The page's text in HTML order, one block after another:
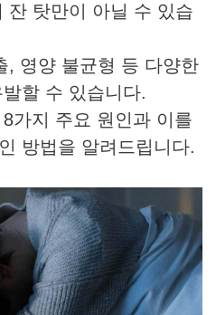
잔 탓만이 아닐 수 있습
, 영양 불균형 등 다양한
할 수 있습니다.
가지 주요 원인과 이를
방법을 알려드립니다.